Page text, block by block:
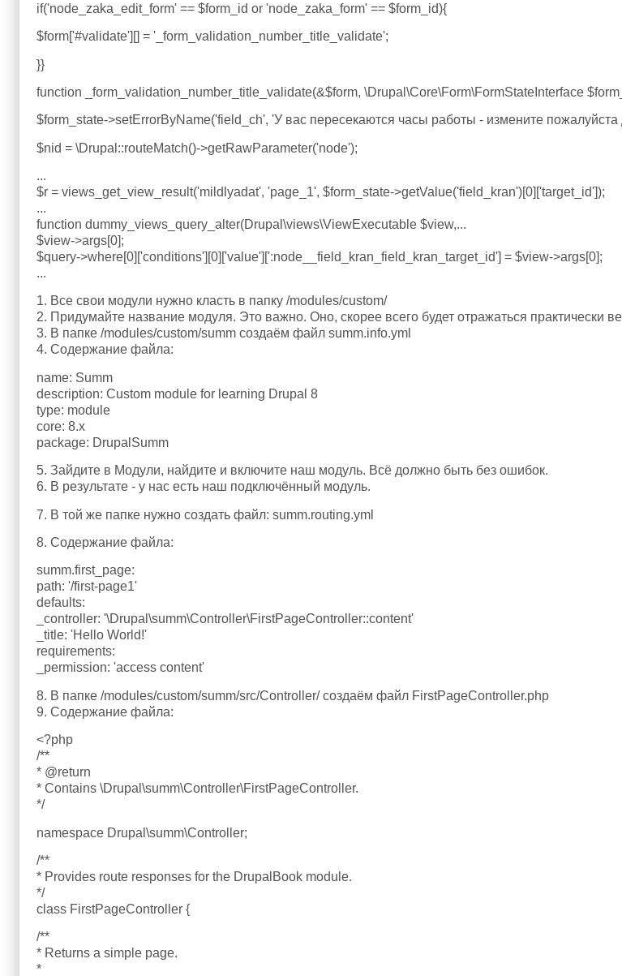
if('node_zaka_edit_form' == $form_id or 'node_zaka_form' == $form_id){
$form['#validate'][] = '_form_validation_number_title_validate';
}}
function _form_validation_number_title_validate(&$form, \Drupal\Core\Form\FormStateInterface
$form_state->setErrorByName('field_ch', 'У вас пересекаются часы работы - измените пожалуйста
$nid = \Drupal::routeMatch()->getRawParameter('node');
...
$r = views_get_view_result('mildlyadat', 'page_1', $form_state->getValue('field_kran')[0]['target_id']);
...
function dummy_views_query_alter(Drupal\views\ViewExecutable $view,...
$view->args[0];
$query->where[0]['conditions'][0]['value'][':node__field_kran_field_kran_target_id'] = $view->args[0];
...
1. Все свои модули нужно класть в папку /modules/custom/
2. Придумайте название модуля. Это важно. Оно, скорее всего будет отражаться практически
3. В папке /modules/custom/summ создаём файл summ.info.yml
4. Содержание файла:
name: Summ
description: Custom module for learning Drupal 8
type: module
core: 8.x
package: DrupalSumm
5. Зайдите в Модули, найдите и включите наш модуль. Всё должно быть без ошибок.
6. В результате - у нас есть наш подключённый модуль.
7. В той же папке нужно создать файл: summ.routing.yml
8. Содержание файла:
summ.first_page:
path: '/first-page1'
defaults:
_controller: '\Drupal\summ\Controller\FirstPageController::content'
_title: 'Hello World!'
requirements:
_permission: 'access content'
8. В папке /modules/custom/summ/src/Controller/ создаём файл FirstPageController.php
9. Содержание файла:
<?php
/**
* @return
* Contains \Drupal\summ\Controller\FirstPageController.
*/
namespace Drupal\summ\Controller;
/**
* Provides route responses for the DrupalBook module.
*/
class FirstPageController {
/**
* Returns a simple page.
*